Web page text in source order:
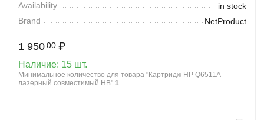
Availability
in stock
Brand
NetProduct
1 950 00 ₽
Наличие: 15 шт.
Минимальное количество для товара "Картридж HP Q6511A
лазерный совместимый HB" 1.